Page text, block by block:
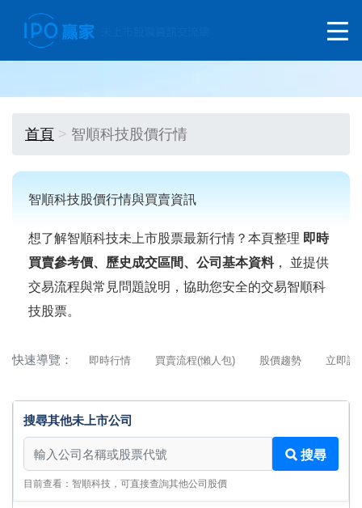
首頁 智順科技股價行情
智順科技股價行情與買賣資訊
想了解智順科技未上市股票最新行情？本頁整理 即時
買賣參考價、歷史成交區間、公司基本資料， 並提供
交易流程與常見問題說明，協助您安全的交易智順科
技股票。
快速導覽： 即時行情 買賣流程(懶人包) 股價趨勢 立即詢
搜尋其他未上市公司
搜尋其他未上市公司
搜尋
目前查看：智順科技，可直接查詢其他公司股價